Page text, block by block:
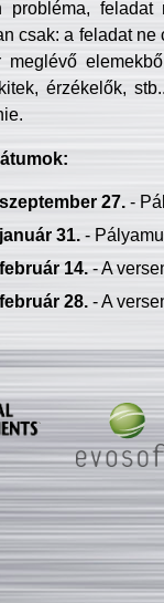
probléma, feladat
csak: a feladat
meglévő
érzékelők,
27.-
31.-
14.- A
28.- A